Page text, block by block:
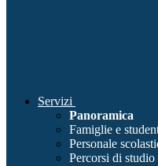
Servizi
Panoramica
Famiglie e
Personale
Percorsi di studio